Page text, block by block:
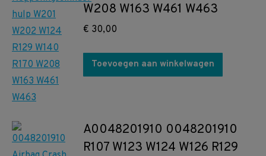
W208 W163 W461 W463
€ 30,00
Toevoegen aan winkelwagen
A0048201910 0048201910
R107 W123 W124 W126 R129